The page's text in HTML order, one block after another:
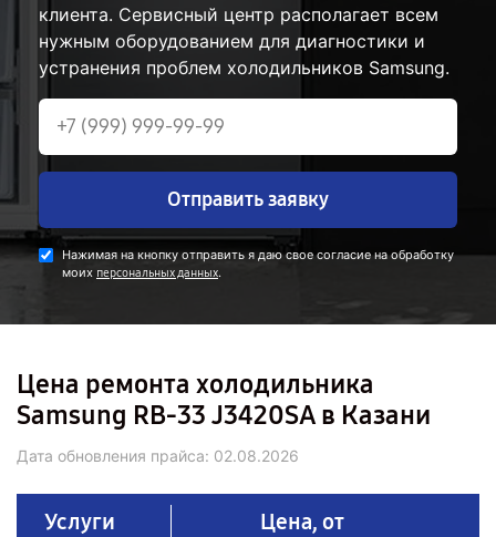
клиента. Сервисный центр располагает всем
нужным оборудованием для диагностики и
устранения проблем холодильников Samsung.
Отправить заявку
Нажимая на кнопку отправить я даю свое согласие на обработку
моих персональных данных.
Цена ремонта холодильника
Samsung RB-33 J3420SA в Казани
Дата обновления прайса: 02.08.2026
Услуги Цена, от